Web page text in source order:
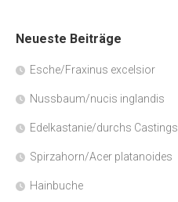
Neueste Beiträge
Esche/Fraxinus excelsior
Nussbaum/nucis inglandis
Edelkastanie/durchs Castings
Spirzahorn/Acer platanoides
Hainbuche